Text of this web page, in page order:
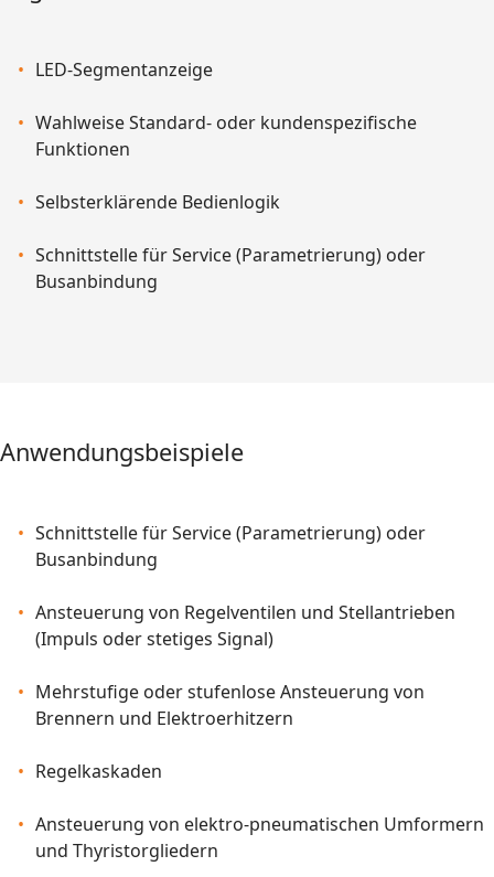
LED-Segmentanzeige
Wahlweise Standard- oder kundenspezifische
Funktionen
Selbsterklärende Bedienlogik
Schnittstelle für Service (Parametrierung) oder
Busanbindung
Anwendungsbeispiele
Schnittstelle für Service (Parametrierung) oder
Busanbindung
Ansteuerung von Regelventilen und Stellantrieben
(Impuls oder stetiges Signal)
Mehrstufige oder stufenlose Ansteuerung von
Brennern und Elektroerhitzern
Regelkaskaden
Ansteuerung von elektro-pneumatischen Umformern
und Thyristorgliedern